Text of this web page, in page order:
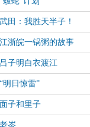
田：我胜天半子！
浙皖一锅粥的故事
子明白衣渡江
明日惊雷”
子和里子
岑